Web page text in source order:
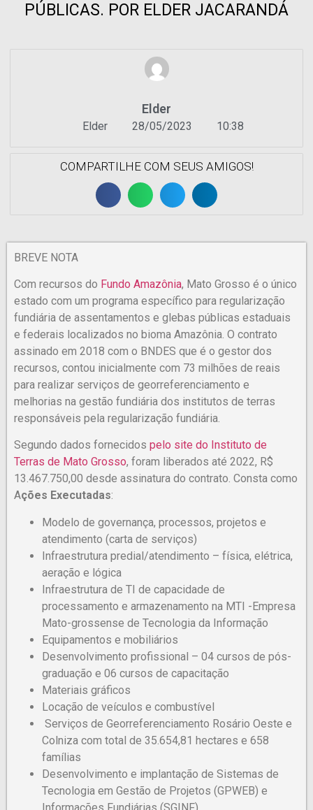
PÚBLICAS. POR ELDER JACARANDÁ
Elder
Elder 28/05/2023 10:38
COMPARTILHE COM SEUS AMIGOS!
BREVE NOTA
Com recursos do Fundo Amazônia, Mato Grosso é o único
estado com um programa específico para regularização
fundiária de assentamentos e glebas públicas estaduais
e federais localizados no bioma Amazônia. O contrato
assinado em 2018 com o BNDES que é o gestor dos
recursos, contou inicialmente com 73 milhões de reais
para realizar serviços de georreferenciamento e
melhorias na gestão fundiária dos institutos de terras
responsáveis pela regularização fundiária.
Segundo dados fornecidos pelo site do Instituto de
Terras de Mato Grosso, foram liberados até 2022, R$
13.467.750,00 desde assinatura do contrato. Consta como
Ações Executadas:
Modelo de governança, processos, projetos e
atendimento (carta de serviços)
Infraestrutura predial/atendimento – física, elétrica,
aeração e lógica
Infraestrutura de TI de capacidade de
processamento e armazenamento na MTI -Empresa
Mato-grossense de Tecnologia da Informação
Equipamentos e mobiliários
Desenvolvimento profissional – 04 cursos de pós-
graduação e 06 cursos de capacitação
Materiais gráficos
Locação de veículos e combustível
Serviços de Georreferenciamento Rosário Oeste e
Colniza com total de 35.654,81 hectares e 658
famílias
Desenvolvimento e implantação de Sistemas de
Tecnologia em Gestão de Projetos (GPWEB) e